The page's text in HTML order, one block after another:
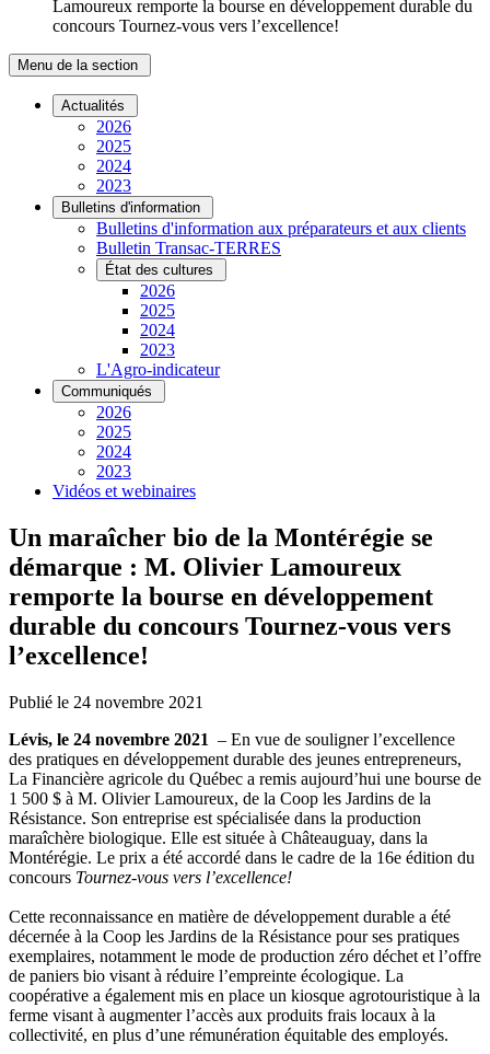
Lamoureux remporte la bourse en développement durable du
concours Tournez-vous vers l’excellence!
Menu de la section
Actualités
2026
2025
2024
2023
Bulletins d'information
Bulletins d'information aux préparateurs et aux clients
Bulletin Transac-TERRES
État des cultures
2026
2025
2024
2023
L'Agro-indicateur
Communiqués
2026
2025
2024
2023
Vidéos et webinaires
Un maraîcher bio de la Montérégie se
démarque : M. Olivier Lamoureux
remporte la bourse en développement
durable du concours Tournez-vous vers
l’excellence!
Publié le 24 novembre 2021
Lévis, le 24 novembre 2021 – En vue de souligner l’excellence
des pratiques en développement durable des jeunes entrepreneurs,
La Financière agricole du Québec a remis aujourd’hui une bourse de
1 500 $ à M. Olivier Lamoureux, de la Coop les Jardins de la
Résistance. Son entreprise est spécialisée dans la production
maraîchère biologique. Elle est située à Châteauguay, dans la
Montérégie. Le prix a été accordé dans le cadre de la 16e édition du
concours Tournez-vous vers l’excellence!
Cette reconnaissance en matière de développement durable a été
décernée à la Coop les Jardins de la Résistance pour ses pratiques
exemplaires, notamment le mode de production zéro déchet et l’offre
de paniers bio visant à réduire l’empreinte écologique. La
coopérative a également mis en place un kiosque agrotouristique à la
ferme visant à augmenter l’accès aux produits frais locaux à la
collectivité, en plus d’une rémunération équitable des employés.